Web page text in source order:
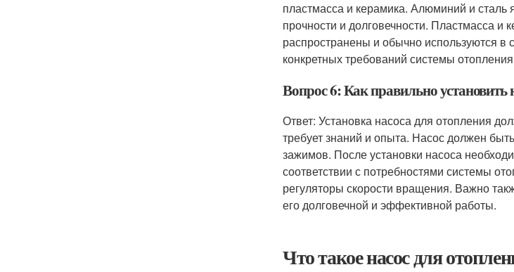
пластмасса и керамика. Алюминий и
прочности и долговечности. Пластмасса и
распространены и обычно используются
конкретных требований системы
Вопрос 6: Как правильно установить
Ответ: Установка насоса для отопления
требует знаний и опыта. Насос должен
зажимов. После установки насоса
соответствии с потребностями системы
регуляторы скорости вращения. Важно
его долговечной и эффективной работы.
Что такое насос для